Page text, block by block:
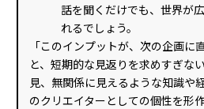
話を聞くだけでも、世界が
れるでしょう。
「このインプットが、次の企画に
と、短期的な見返りを求めすぎな
見、無関係に見えるような知識や
のクリエイターとしての個性を形